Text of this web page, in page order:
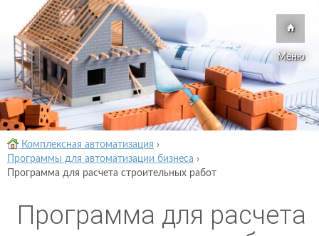
Меню
Комплексная автоматизация ›
Программы для автоматизации бизнеса ›
Программа для расчета строительных работ
Программа для расчета